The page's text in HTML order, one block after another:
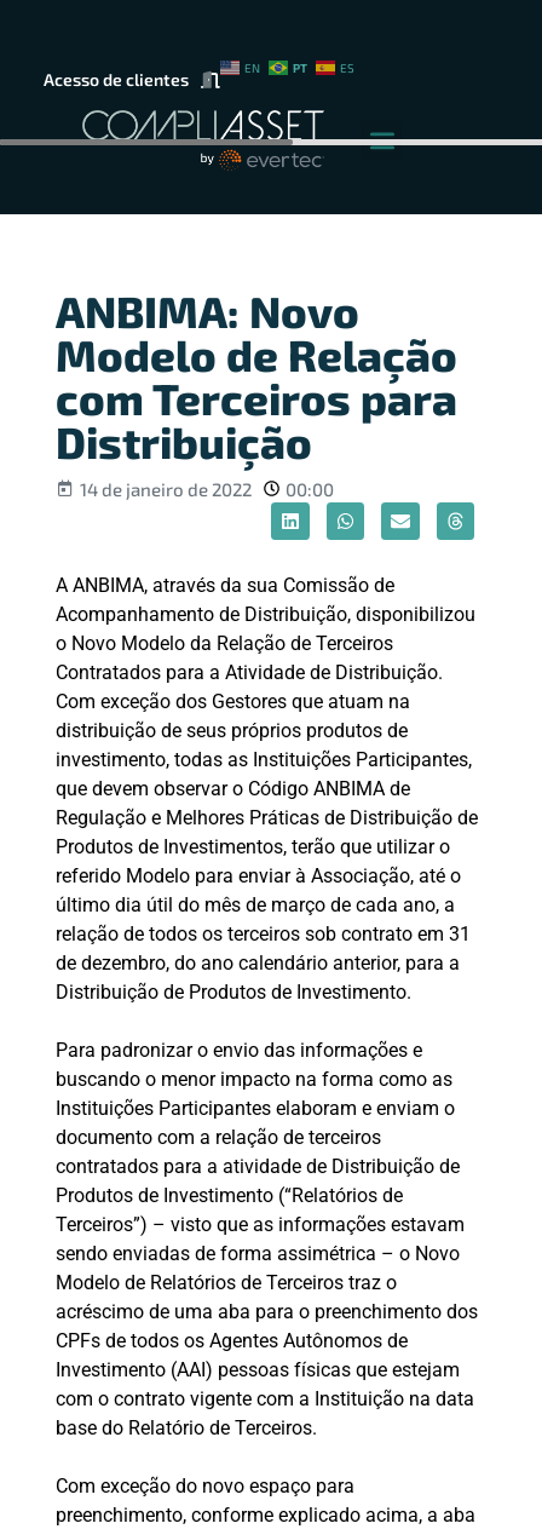
Acesso de clientes
EN PT ES
ANBIMA: Novo
Modelo de Relação
com Terceiros para
Distribuição
14 de janeiro de 2022 00:00
A ANBIMA, através da sua Comissão de
Acompanhamento de Distribuição, disponibilizou
o Novo Modelo da Relação de Terceiros
Contratados para a Atividade de Distribuição.
Com exceção dos Gestores que atuam na
distribuição de seus próprios produtos de
investimento, todas as Instituições Participantes,
que devem observar o Código ANBIMA de
Regulação e Melhores Práticas de Distribuição de
Produtos de Investimentos, terão que utilizar o
referido Modelo para enviar à Associação, até o
último dia útil do mês de março de cada ano, a
relação de todos os terceiros sob contrato em 31
de dezembro, do ano calendário anterior, para a
Distribuição de Produtos de Investimento.
Para padronizar o envio das informações e
buscando o menor impacto na forma como as
Instituições Participantes elaboram e enviam o
documento com a relação de terceiros
contratados para a atividade de Distribuição de
Produtos de Investimento (“Relatórios de
Terceiros”) – visto que as informações estavam
sendo enviadas de forma assimétrica – o Novo
Modelo de Relatórios de Terceiros traz o
acréscimo de uma aba para o preenchimento dos
CPFs de todos os Agentes Autônomos de
Investimento (AAI) pessoas físicas que estejam
com o contrato vigente com a Instituição na data
base do Relatório de Terceiros.
Com exceção do novo espaço para
preenchimento, conforme explicado acima, a aba